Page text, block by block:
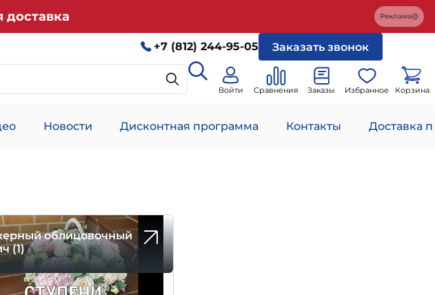
доставка Реклама
+7 (812) 244-95-05 Заказать звонок
Войти Сравнения Заказы Избранное Корзина
Новости Дисконтная программа Контакты Доставка
облицовочный
(1)